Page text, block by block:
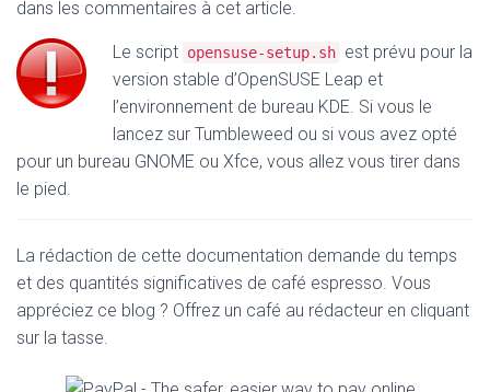
dans les commentaires à cet article.
Le script opensuse-setup.sh est prévu pour la
version stable d’OpenSUSE Leap et
l’environnement de bureau KDE. Si vous le
lancez sur Tumbleweed ou si vous avez opté
pour un bureau GNOME ou Xfce, vous allez vous tirer dans
le pied.
La rédaction de cette documentation demande du temps
et des quantités significatives de café espresso. Vous
appréciez ce blog ? Offrez un café au rédacteur en cliquant
sur la tasse.